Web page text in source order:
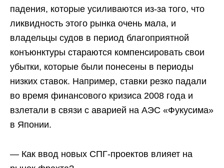
падения, которые усиливаются из-за того, что
ликвидность этого рынка очень мала, и
владельцы судов в период благоприятной
конъюнктуры стараются компенсировать свои
убытки, которые были понесены в периоды
низких ставок. Например, ставки резко падали
во время финансового кризиса 2008 года и
взлетали в связи с аварией на АЭС «Фукусима»
в Японии.
— Как ввод новых СПГ-проектов влияет на